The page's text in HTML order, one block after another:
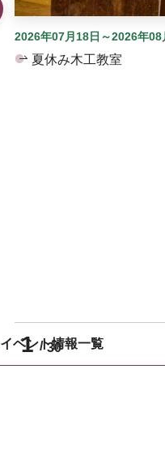
1 30
2026年07月18日～2026年08
夏休み木工教室
イベント情報一覧